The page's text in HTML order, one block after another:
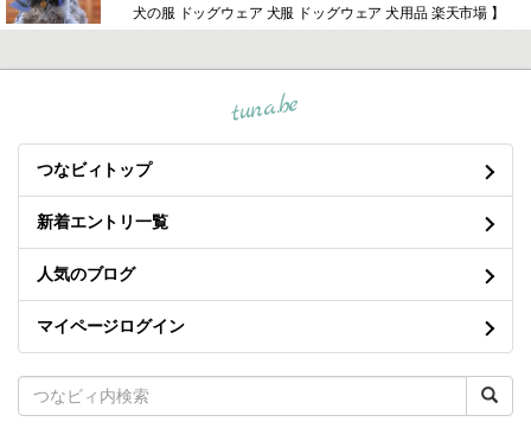
犬の服 ドッグウェア 犬服 ドッグウェア 犬用品 楽天市場 】
tuna.be
つなビィトップ
新着エントリ一覧
人気のブログ
マイページログイン